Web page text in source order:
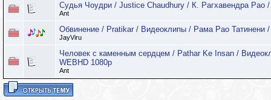
Судья Чоудри / Justice Chaudhury / К. Рагхавендра Рао
Ant
Обвинение / Pratikar / Видеоклипы / Рама Рао Татинени
JayViru
Человек с каменным сердцем / Pathar Ke Insan /
WEBHD 1080p
Ant